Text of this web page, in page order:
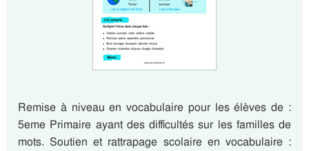
Remise à niveau en vocabulaire pour les élèves de :
5eme Primaire ayant des difficultés sur les familles de
mots. Soutien et rattrapage scolaire en vocabulaire :